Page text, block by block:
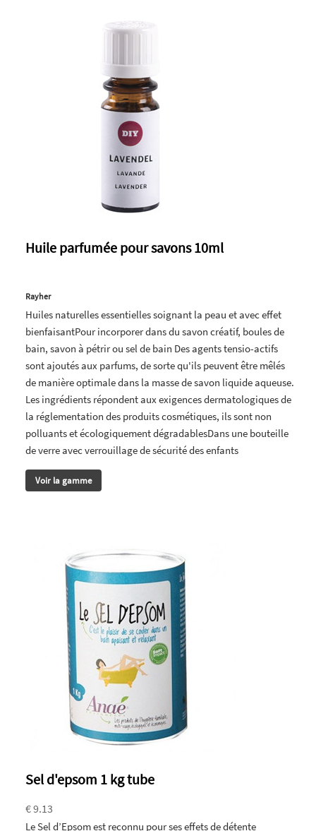
Huile parfumée pour savons 10ml
Rayher
Huiles naturelles essentielles soignant la peau et avec effet
bienfaisantPour incorporer dans du savon créatif, boules de
bain, savon à pétrir ou sel de bain Des agents tensio-actifs
sont ajoutés aux parfums, de sorte qu'ils peuvent être mêlés
de manière optimale dans la masse de savon liquide aqueuse.
Les ingrédients répondent aux exigences dermatologiques de
la réglementation des produits cosmétiques, ils sont non
polluants et écologiquement dégradablesDans une bouteille
de verre avec verrouillage de sécurité des enfants
Voir la gamme
Sel d'epsom 1 kg tube
€ 9.13
Le Sel d’Epsom est reconnu pour ses effets de détente